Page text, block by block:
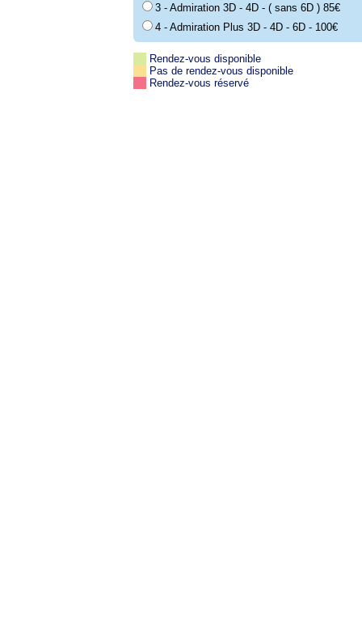
3 - Admiration 3D - 4D - ( sans 6D ) 85€
4 - Admiration Plus 3D - 4D - 6D - 100€
Rendez-vous disponible
Pas de rendez-vous disponible
Rendez-vous réservé